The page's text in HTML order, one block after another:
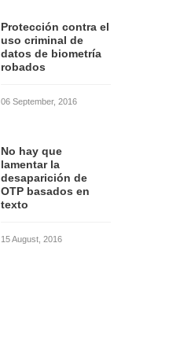
Protección contra el
uso criminal de
datos de biometría
robados
06 September, 2016
No hay que
lamentar la
desaparición de
OTP basados en
texto
15 August, 2016